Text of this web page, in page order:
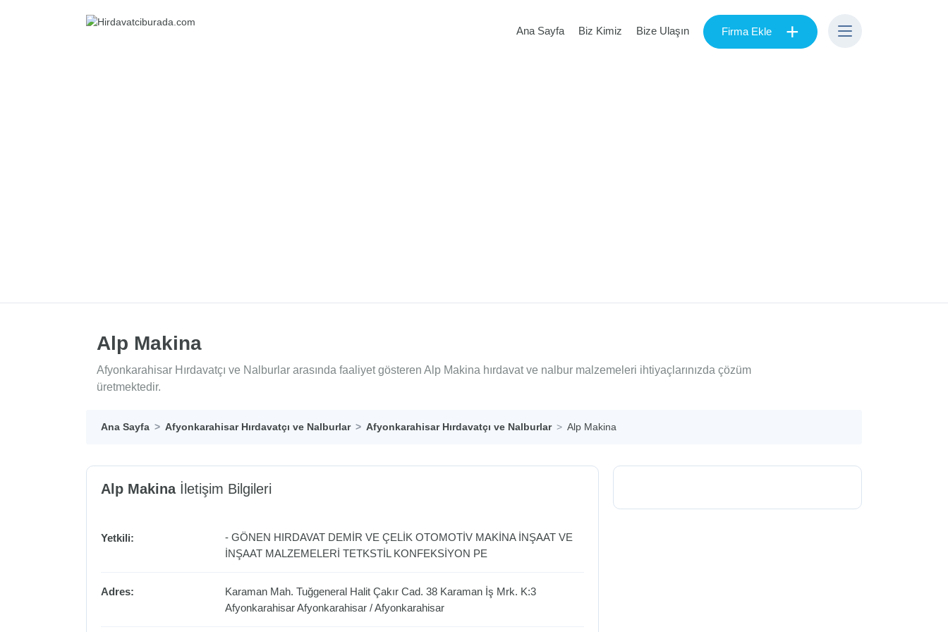
Ana Sayfa Biz Kimiz Bize Ulaşın Firma Ekle +
Alp Makina
Afyonkarahisar Hırdavatçı ve Nalburlar arasında faaliyet gösteren Alp Makina hırdavat ve nalbur malzemeleri ihtiyaçlarınızda çözüm
üretmektedir.
Ana Sayfa Afyonkarahisar Hırdavatçı ve Nalburlar Afyonkarahisar Hırdavatçı ve Nalburlar Alp Makina
Alp Makinaİletişim Bilgileri
Yetkili:
- GÖNEN HIRDAVAT DEMİR VE ÇELİK OTOMOTİV MAKİNA İNŞAAT VE
İNŞAAT MALZEMELERİ TETKSTİL KONFEKSİYON PE
Adres:
Karaman Mah. Tuğgeneral Halit Çakır Cad. 38 Karaman İş Mrk. K:3
AfyonkarahisarAfyonkarahisar /Afyonkarahisar